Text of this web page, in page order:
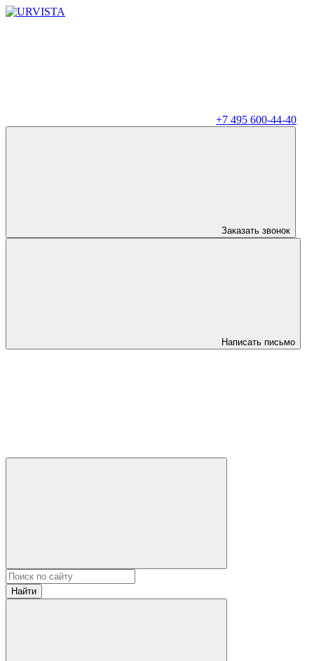
+7 495 600-44-40
Заказать звонок
Написать письмо
Найти